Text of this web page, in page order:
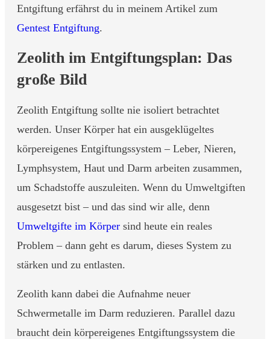
Entgiftung erfährst du in meinem Artikel zum
Gentest Entgiftung.
Zeolith im Entgiftungsplan: Das
große Bild
Zeolith Entgiftung sollte nie isoliert betrachtet
werden. Unser Körper hat ein ausgeklügeltes
körpereigenes Entgiftungssystem – Leber, Nieren,
Lymphsystem, Haut und Darm arbeiten zusammen,
um Schadstoffe auszuleiten. Wenn du Umweltgiften
ausgesetzt bist – und das sind wir alle, denn
Umweltgifte im Körper sind heute ein reales
Problem – dann geht es darum, dieses System zu
stärken und zu entlasten.
Zeolith kann dabei die Aufnahme neuer
Schwermetalle im Darm reduzieren. Parallel dazu
braucht dein körpereigenes Entgiftungssystem die